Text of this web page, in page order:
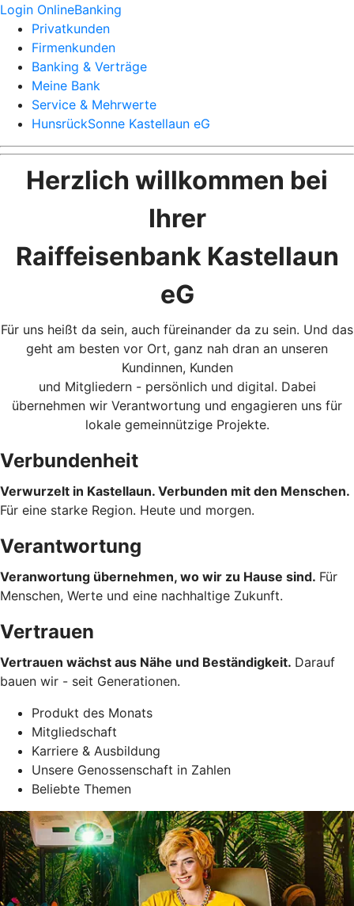
Login OnlineBanking
Privatkunden
Firmenkunden
Banking & Verträge
Meine Bank
Service & Mehrwerte
HunsrückSonne Kastellaun eG
Herzlich willkommen bei
Ihrer
Raiffeisenbank Kastellaun
eG
Für uns heißt da sein, auch füreinander da zu sein. Und das
geht am besten vor Ort, ganz nah dran an unseren
Kundinnen, Kunden
und Mitgliedern - persönlich und digital. Dabei
übernehmen wir Verantwortung und engagieren uns für
lokale gemeinnützige Projekte.
Verbundenheit
Verwurzelt in Kastellaun. Verbunden mit den Menschen.
Für eine starke Region. Heute und morgen.
Verantwortung
Veranwortung übernehmen, wo wir zu Hause sind. Für
Menschen, Werte und eine nachhaltige Zukunft.
Vertrauen
Vertrauen wächst aus Nähe und Beständigkeit. Darauf
bauen wir - seit Generationen.
Produkt des Monats
Mitgliedschaft
Karriere & Ausbildung
Unsere Genossenschaft in Zahlen
Beliebte Themen